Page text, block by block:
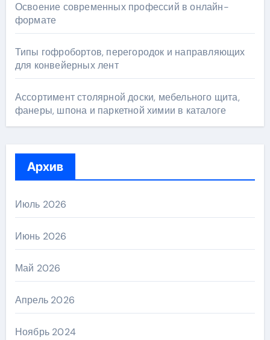
Освоение современных профессий в онлайн-
формате
Типы гофробортов, перегородок и направляющих
для конвейерных лент
Ассортимент столярной доски, мебельного щита,
фанеры, шпона и паркетной химии в каталоге
Архив
Июль 2026
Июнь 2026
Май 2026
Апрель 2026
Ноябрь 2024